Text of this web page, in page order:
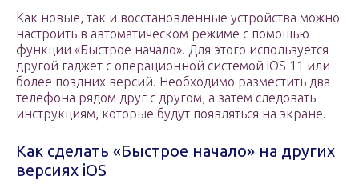
Как новые, так и восстановленные устройства можно
настроить в автоматическом режиме с помощью
функции «Быстрое начало». Для этого используется
другой гаджет с операционной системой iOS 11 или
более поздних версий. Необходимо разместить два
телефона рядом друг с другом, а затем следовать
инструкциям, которые будут появляться на экране.
Как сделать «Быстрое начало» на других
версиях iOS